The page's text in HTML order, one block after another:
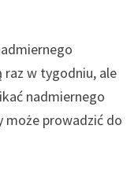
raz w tygodniu, ale
nadmiernego
może prowadzić do